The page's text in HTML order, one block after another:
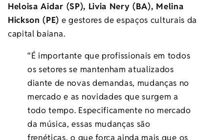
Heloisa Aidar (SP), Livia Nery (BA), Melina
Hickson (PE) e gestores de espaços culturais da
capital baiana.
“É importante que profissionais em todos
os setores se mantenham atualizados
diante de novas demandas, mudanças no
mercado e as novidades que surgem a
todo tempo. Especificamente no mercado
da música, essas mudanças são
frenéticas, o que força ainda mais que os